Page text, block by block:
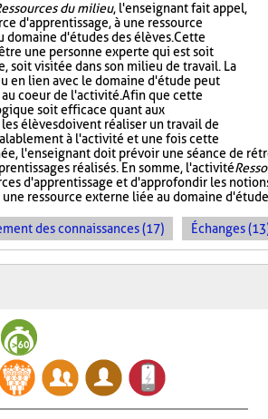
du milieu, l'enseignant fait appel,
d'apprentissage, à une ressource
domaine d'études des élèves. Cette
une personne experte qui est soit
soit visitée dans son milieu de travail. La
en lien avec le domaine d'étude peut
coeur de l'activité. Afin que cette
soit efficace quant aux
élèves doivent réaliser un travail de
à l'activité et une fois cette
l'enseignant doit prévoir une séance de
réalisés. En somme, l'activité
d'apprentissage et d'approfondir les
ressource externe liée au domaine
des connaissances (17) Échanges